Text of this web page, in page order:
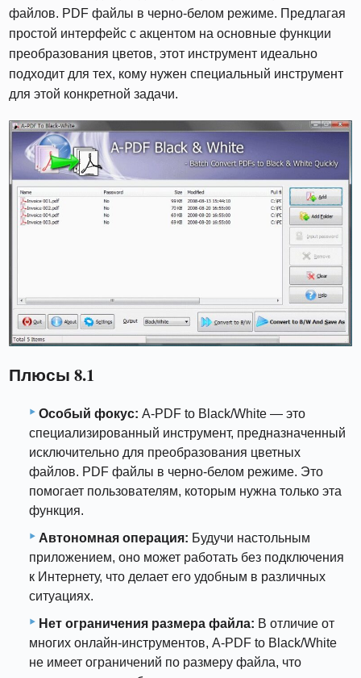
файлов. PDF файлы в черно-белом режиме. Предлагая
простой интерфейс с акцентом на основные функции
преобразования цветов, этот инструмент идеально
подходит для тех, кому нужен специальный инструмент
для этой конкретной задачи.
Плюсы 8.1
Особый фокус: A-PDF to Black/White — это
специализированный инструмент, предназначенный
исключительно для преобразования цветных
файлов. PDF файлы в черно-белом режиме. Это
помогает пользователям, которым нужна только эта
функция.
Автономная операция: Будучи настольным
приложением, оно может работать без подключения
к Интернету, что делает его удобным в различных
ситуациях.
Нет ограничения размера файла: В отличие от
многих онлайн-инструментов, A-PDF to Black/White
не имеет ограничений по размеру файла, что